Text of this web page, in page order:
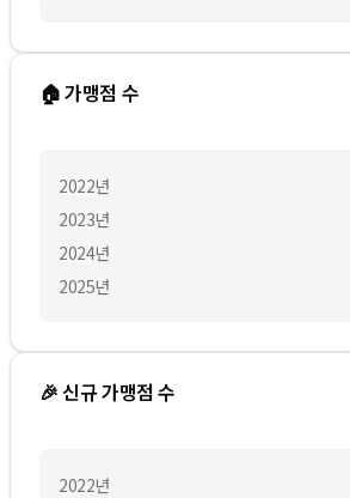
🏠 가맹점 수
2022년
2023년
2024년
2025년
🎉 신규 가맹점 수
2022년